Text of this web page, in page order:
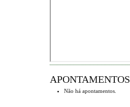
APONTAMENTOS
Não há apontamentos.